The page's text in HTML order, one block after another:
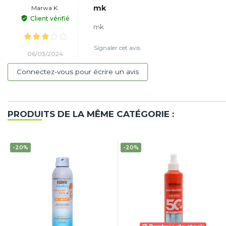
Marwa K.
Client vérifié
06/03/2024
mk
mk
Signaler cet avis
Connectez-vous pour écrire un avis
PRODUITS DE LA MÊME CATÉGORIE :
-20% -20%